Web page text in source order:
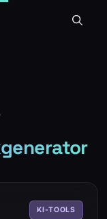
KI-TOOLS